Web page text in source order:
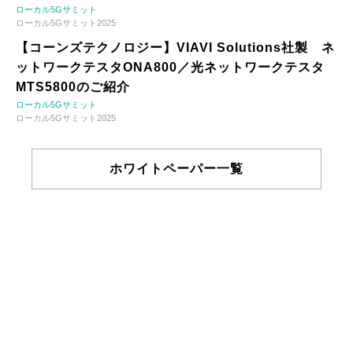
ローカル5Gサミット
ローカル5Gサミット2025
【コーンズテクノロジー】VIAVI Solutions社製 ネ
ットワークテスタONA800／光ネットワークテスタ
MTS5800のご紹介
ローカル5Gサミット
ローカル5Gサミット2025
ホワイトペーパー一覧